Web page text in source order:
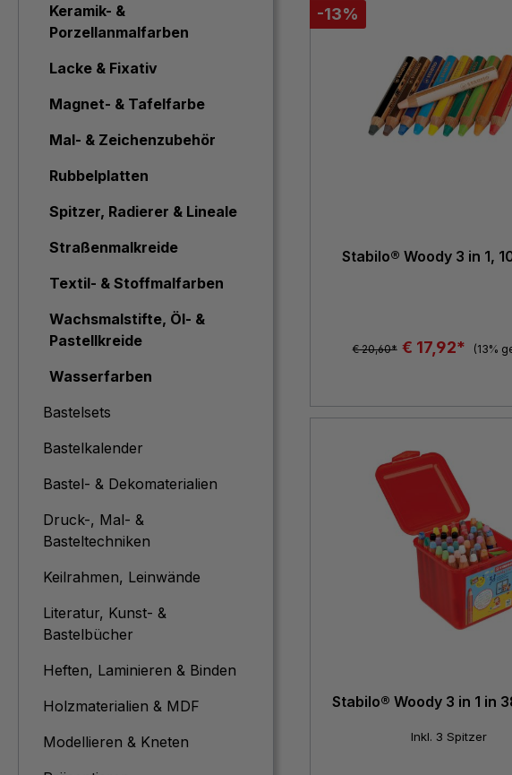
Keramik- &
Porzellanmalfarben
Lacke & Fixativ
Magnet- & Tafelfarbe
Mal- & Zeichenzubehör
Rubbelplatten
Spitzer, Radierer & Lineale
Straßenmalkreide
Textil- & Stoffmalfarben
Wachsmalstifte, Öl- &
Pastellkreide
Wasserfarben
Bastelsets
Bastelkalender
Bastel- & Dekomaterialien
Druck-, Mal- &
Basteltechniken
Keilrahmen, Leinwände
Literatur, Kunst- &
Bastelbücher
Heften, Laminieren & Binden
Holzmaterialien & MDF
Modellieren & Kneten
-13%
Stabilo® Woody 3 in 1,
€ 20,60* € 17,92* (13%
Stabilo® Woody 3 in 1 in
Inkl. 3 Spitzer